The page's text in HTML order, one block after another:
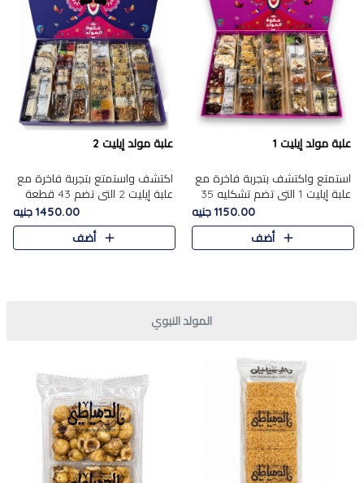
علبة مولد إيليت 1
استمتع واكتشف بتجربة فاخرة مع
علبة إيليت 1 التي تضم تشكليه 35
قطعة من أرقى حلويات المولد
المصري الأصيلة ,معروضة بشكل
جميل في علبة أنيقة ، في..
1150.00 جنيه
أضف
علبة مولد إيليت 2
اكتشف واستمتع بتجربة فاخرة مع
علبة إيليت 2 التي تضم 43 قطعة
تشكيلة من أرقى حلويات المولد
الشرقية المصرية الأصيلة ,معروضة
بشكل جميل في علبة أ..
1450.00 جنيه
أضف
المولد النبوي